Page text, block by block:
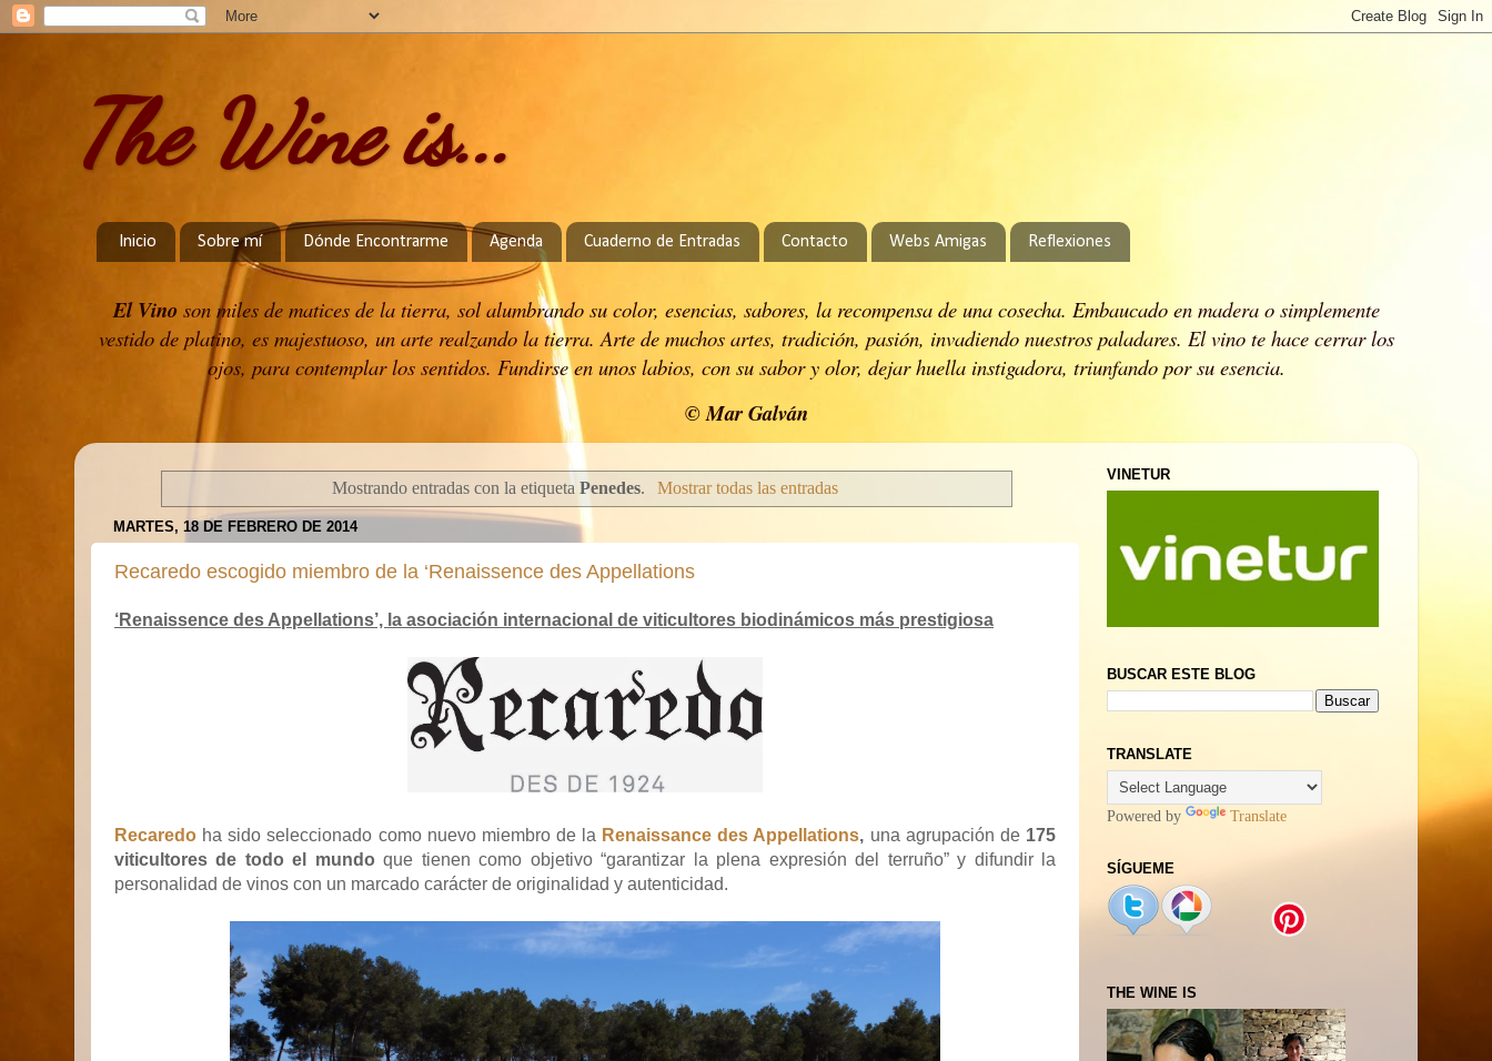
The Wine is...
Inicio Sobre mí Dónde Encontrarme Agenda Cuaderno de Entradas Contacto Webs Amigas Reflexiones
El Vino son miles de matices de la tierra, sol alumbrando su color, esencias, sabores, la recompensa de una cosecha. Embaucado en madera o simplemente
vestido de platino, es majestuoso, un arte realzando la tierra. Arte de muchos artes, tradición, pasión, invadiendo nuestros paladares. El vino te hace cerrar los
ojos, para contemplar los sentidos. Fundirse en unos labios, con su sabor y olor, dejar huella instigadora, triunfando por su esencia.
© Mar Galván
Mostrando entradas con la etiquetaPenedes. Mostrar todas las entradas
MARTES, 18 DE FEBRERO DE 2014
Recaredo escogido miembro de la ‘Renaissence des Appellations
‘Renaissence des Appellations’, la asociación internacional de viticultores biodinámicos más prestigiosa
Recaredo ha sido seleccionado como nuevo miembro de la Renaissance des Appellations, una agrupación de 175
viticultores de todo el mundo que tienen como objetivo “garantizar la plena expresión del terruño” y difundir la
personalidad de vinos con un marcado carácter de originalidad y autenticidad.
VINETUR
BUSCAR ESTE BLOG
TRANSLATE
Powered by Translate
SÍGUEME
THE WINE IS